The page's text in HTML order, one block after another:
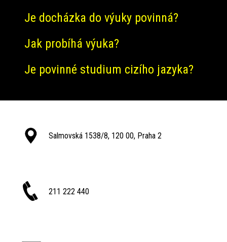
Je docházka do výuky povinná?
Jak probíhá výuka?
Je povinné studium cizího jazyka?
Salmovská 1538/8, 120 00, Praha 2
211 222 440